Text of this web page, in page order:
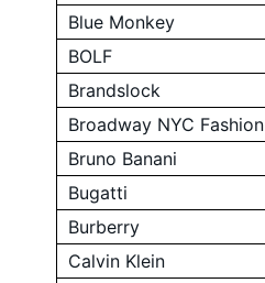
Blue Monkey
BOLF
Brandslock
Broadway NYC Fashion
Bruno Banani
Bugatti
Burberry
Calvin Klein